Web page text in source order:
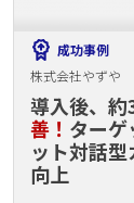
成功事例
株式会社やずや
導入後、約
善！ ターゲ
ット対話
向上